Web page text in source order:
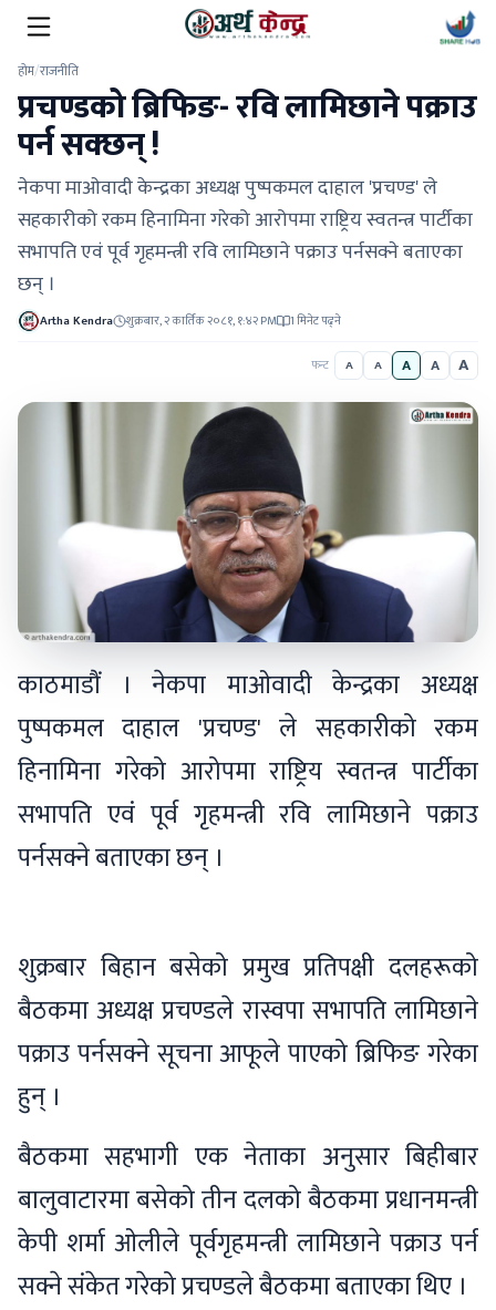
होम/राजनीति
प्रचण्डको ब्रिफिङ- रवि लामिछाने पक्राउ
पर्न सक्छन् !
नेकपा माओवादी केन्द्रका अध्यक्ष पुष्पकमल दाहाल 'प्रचण्ड' ले
सहकारीको रकम हिनामिना गरेको आरोपमा राष्ट्रिय स्वतन्त्र पार्टीका
सभापति एवं पूर्व गृहमन्त्री रवि लामिछाने पक्राउ पर्नसक्ने बताएका
छन् ।
Artha Kendra शुक्रबार, २ कार्तिक २०८१, १:४२ PM 1 मिनेट पढ्ने
फन्ट A A A A A
काठमाडौं । नेकपा माओवादी केन्द्रका अध्यक्ष
पुष्पकमल दाहाल 'प्रचण्ड' ले सहकारीको रकम
हिनामिना गरेको आरोपमा राष्ट्रिय स्वतन्त्र पार्टीका
सभापति एवं पूर्व गृहमन्त्री रवि लामिछाने पक्राउ
पर्नसक्ने बताएका छन् ।
शुक्रबार बिहान बसेको प्रमुख प्रतिपक्षी दलहरूको
बैठकमा अध्यक्ष प्रचण्डले रास्वपा सभापति लामिछाने
पक्राउ पर्नसक्ने सूचना आफूले पाएको ब्रिफिङ गरेका
हुन् ।
बैठकमा सहभागी एक नेताका अनुसार बिहीबार
बालुवाटारमा बसेको तीन दलको बैठकमा प्रधानमन्त्री
केपी शर्मा ओलीले पूर्वगृहमन्त्री लामिछाने पक्राउ पर्न
सक्ने संकेत गरेको प्रचण्डले बैठकमा बताएका थिए ।